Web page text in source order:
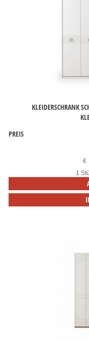
KLEIDERSCHRANK
PREIS
€
1